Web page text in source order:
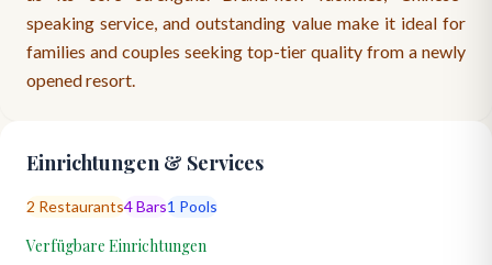
speaking service, and outstanding value make it ideal for
families and couples seeking top-tier quality from a newly
opened resort.
Einrichtungen & Services
2 Restaurants4Bars1 Pools
Verfügbare Einrichtungen